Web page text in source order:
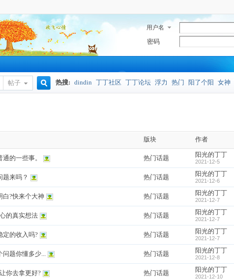
用户名
密码
帖子 热搜: dindin 丁丁社区 丁丁论坛 浮力 热门 阳了个阳 女神
版块 作者
的一些事。 热门话题 阳光的丁丁
2021-12-5
题来吗？ 热门话题 阳光的丁丁
2021-12-6
白?快来个大神 热门话题 阳光的丁丁
2021-12-7
的真实想法 热门话题 阳光的丁丁
2021-12-7
定的收入吗? 热门话题 阳光的丁丁
2021-12-7
问题你懂多少... 热门话题 阳光的丁丁
2021-12-8
你去拿更好? 热门话题 阳光的丁丁
2021-12-10